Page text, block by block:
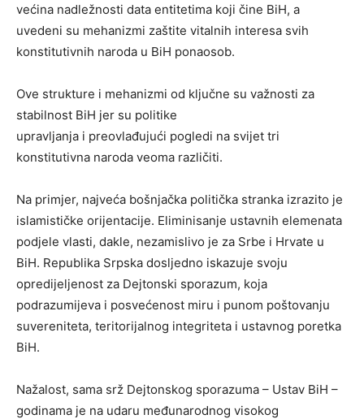
većina nadležnosti data entitetima koji čine BiH, a
uvedeni su mehanizmi zaštite vitalnih interesa svih
konstitutivnih naroda u BiH ponaosob.
Ove strukture i mehanizmi od ključne su važnosti za
stabilnost BiH jer su politike
upravljanja i preovlađujući pogledi na svijet tri
konstitutivna naroda veoma različiti.
Na primjer, najveća bošnjačka politička stranka izrazito je
islamističke orijentacije. Eliminisanje ustavnih elemenata
podjele vlasti, dakle, nezamislivo je za Srbe i Hrvate u
BiH. Republika Srpska dosljedno iskazuje svoju
opredijeljenost za Dejtonski sporazum, koja
podrazumijeva i posvećenost miru i punom poštovanju
suvereniteta, teritorijalnog integriteta i ustavnog poretka
BiH.
Nažalost, sama srž Dejtonskog sporazuma – Ustav BiH –
godinama je na udaru međunarodnog visokog